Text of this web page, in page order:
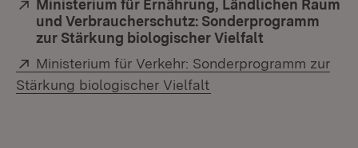
Extern:
Ministerium für Ernährung, Ländlichen Raum
und Verbraucherschutz: Sonderprogramm
zur Stärkung biologischer Vielfalt
Extern:
Ministerium für Verkehr: Sonderprogramm zur
Stärkung biologischer Vielfalt